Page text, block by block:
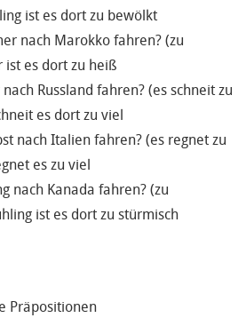
ist es dort zu bewölkt
nach Marokko fahren? (zu
ist es dort zu heiß
Russland fahren? (es schneit zu
es dort zu viel
nach Italien fahren? (es regnet zu
es zu viel
nach Kanada fahren? (zu
ist es dort zu stürmisch
Präpositionen